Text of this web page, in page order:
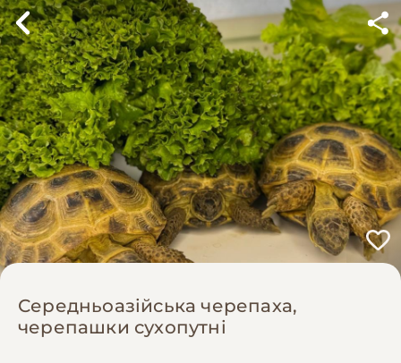
Середньоазійська черепаха,
черепашки сухопутні